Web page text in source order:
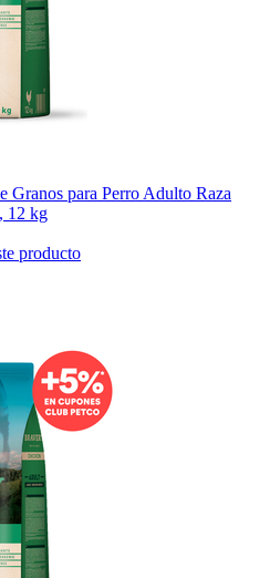
Granos para Perro Adulto Raza
12 kg
producto